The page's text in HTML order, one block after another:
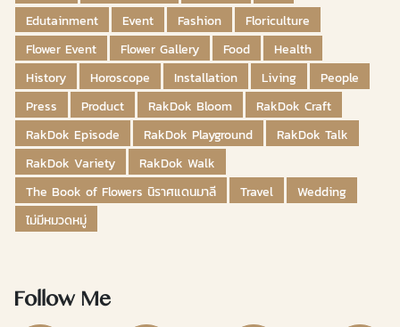
Edutainment
Event Fashion
Floriculture
Flower Event
Flower Gallery Food
Health
History
Horoscope Installation Living
People
Press
Product RakDok Bloom
RakDok Craft
RakDok Episode
RakDok Playground
RakDok Talk
RakDok Variety
RakDok Walk
The Book of Flowers นิราศแดนมาลี
Travel
Wedding
ไม่มีหมวดหมู่
Follow Me